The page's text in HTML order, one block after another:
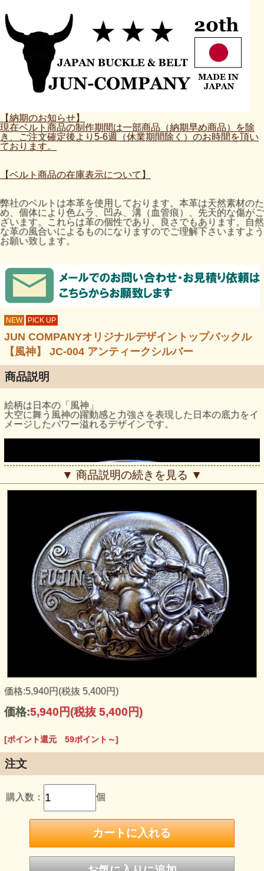
【納期のお知らせ】
現在ベルト商品の制作期間は一部商品（納期早め商品）を除
き、ご注文確定後より5-6週（休業期間除く）のお時間を頂い
ております。
【ベルト商品の在庫表示について】
弊社のベルトは本革を使用しております。本革は天然素材のた
め、個体により色ムラ、凹み、溝（血管痕）、先天的な傷がご
ざいます。これらは革の個性であり、良さでもあります。自然
な革の風合いによるものになりますのでご理解下さいますよう
お願い致します。
NEW PICK UP
JUN COMPANYオリジナルデザイントップバックル
【風神】 JC-004 アンティークシルバー
商品説明
絵柄は日本の「風神」
大空に舞う風神の躍動感と力強さを表現した日本の底力をイ
メージしたパワー溢れるデザインです。
日本のバックル専門店が企画・販売する純国産バックルで
す。日本の職人さんの技が光る、ハイクオリティーな仕上が
真鍮製です。アンティーク調のカラーで仕上げました。アメ
リカンなテイストながら純日本製に拘って作ったバックルで
す。
～日本から世界へ～ 日本の技術とアメリカのバックル文化
発信していけたらと考えています。
▼ 商品説明の続きを見る ▼
価格:5,940円(税抜 5,400円)
価格:5,940円(税抜 5,400円)
[ポイント還元 59ポイント～]
注文
購入数： 個